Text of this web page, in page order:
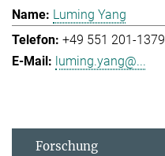
Luming Yang
+49 551 201-1379
luming.yang@...
Forschung